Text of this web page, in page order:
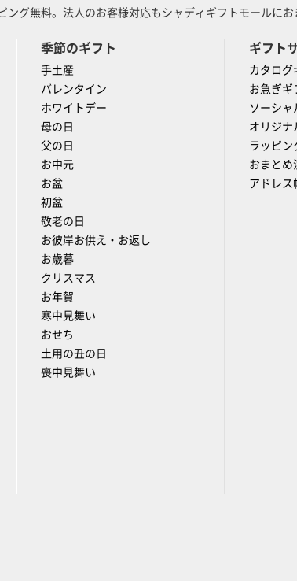
グ無料。法人のお客様対応もシャディギフトモールに
季節のギフト
手土産
バレンタイン
ホワイトデー
母の日
父の日
お中元
お盆
初盆
敬老の日
お彼岸お供え・お返し
お歳暮
クリスマス
お年賀
寒中見舞い
おせち
土用の丑の日
喪中見舞い
ギフト
カタログ
お急ぎギ
ソーシャ
オリジナ
ラッピン
おまとめ
アドレス